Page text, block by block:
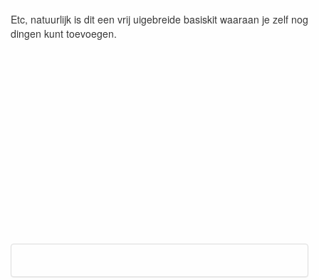
Etc, natuurlijk is dit een vrij uigebreide basiskit waaraan je zelf nog
dingen kunt toevoegen.